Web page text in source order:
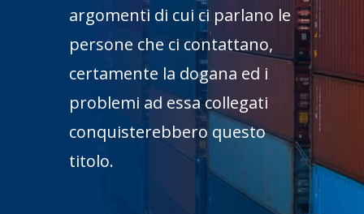
argomenti di cui ci parlano le
persone che ci contattano,
certamente la dogana ed i
problemi ad essa collegati
conquisterebbero questo
titolo.